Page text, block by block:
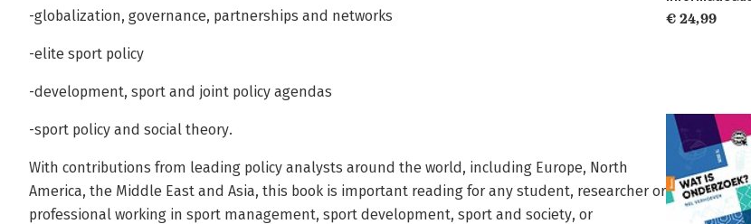
-globalization, governance, partnerships and networks
-elite sport policy
-development, sport and joint policy agendas
-sport policy and social theory.
With contributions from leading policy analysts around the world, including Europe, North
America, the Middle East and Asia, this book is important reading for any student, researcher or
professional working in sport management, sport development, sport and society, or
€ 24,99